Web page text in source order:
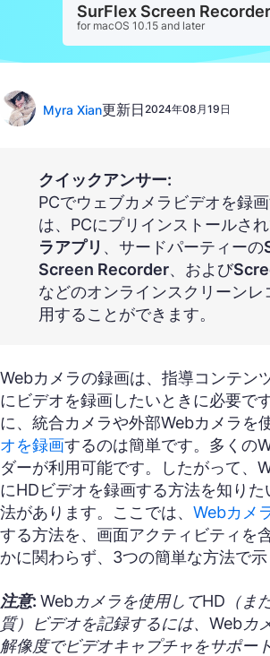
SurFlex Screen Recorder
for macOS 10.15 and later
Myra Xian更新日2024年08月19日
クイックアンサー:
PCでウェブカメラビデオを録
は、PCにプリインストールさ
ラアプリ 、サードパーティーの
Screen Recorder、および
などのオンラインスクリーンレ
用することができます。
Webカメラの録画は、指導コンテン
にビデオを録画したいときに必要で
に、統合カメラや外部Webカメラを
オを録画するのは簡単です。多くの
ダーが利用可能です。したがって、
にHDビデオを録画する方法を知り
法があります。ここでは、 Webカメ
する方法を、画面アクティビティを
かに関わらず、3つの簡単な方法で示
注意: Webカメラを使用してHD（ま
質）ビデオを記録するには、Webカ
解像度でビデオキャプチャをサポー